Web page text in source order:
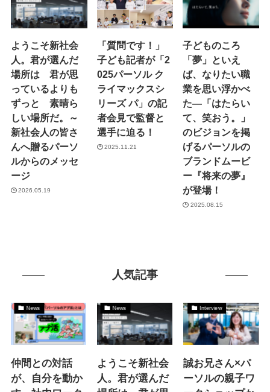
ようこそ新社会
人。君が選んだ
場所は 君が思
っているよりも
ずっと 素晴ら
しい場所だ。～
新社会人の皆さ
んへ贈るパーソ
ルからのメッセ
ージ
2026.05.19
「質問です！」
子ども記者が「2
025パーソル ク
ライマックスシ
リーズ パ」の記
者会見で監督と
選手に迫る！
2025.11.21
子どものころ
「夢」といえ
ば、なりたい職
業を思い浮かべ
た―「はたらい
て、笑おう。」
のビジョンを掲
げるパーソルの
ブランドムービ
ー『将来の夢』
が登場！
2025.08.15
人気記事
News
仲間との対話
が、自分を動か
News
ようこそ新社会
人。君が選んだ
Interview
誠お兄さん×パ
ーソルの親子ワ